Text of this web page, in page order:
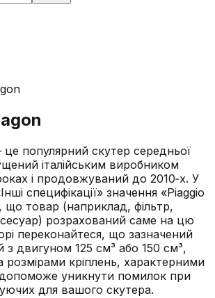
це популярний скутер середньої
італійським виробником
і продовжуваний до 2010‑х. У
специфікації» значення «Piaggio
що товар (наприклад, фільтр,
розрахований саме на цю
переконайтеся, що зазначений
з двигуном 125 см³ або 150 см³,
розмірами кріплень, характерними
уникнути помилок при
для вашого скутера.